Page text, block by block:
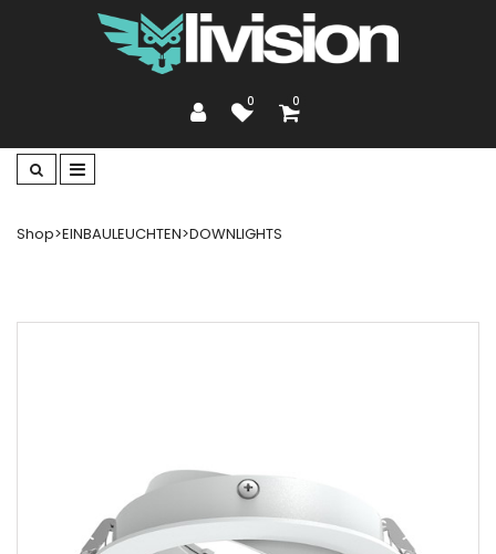
0 0
Shop>EINBAULEUCHTEN>DOWNLIGHTS